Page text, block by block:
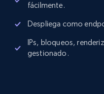
fácilmente.
Despliega como
IPs, bloqueos,
gestionado.